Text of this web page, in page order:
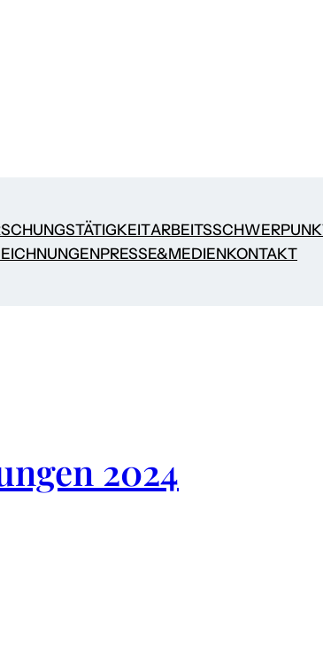
PRESSE&MEDIENKONTAKT
2024